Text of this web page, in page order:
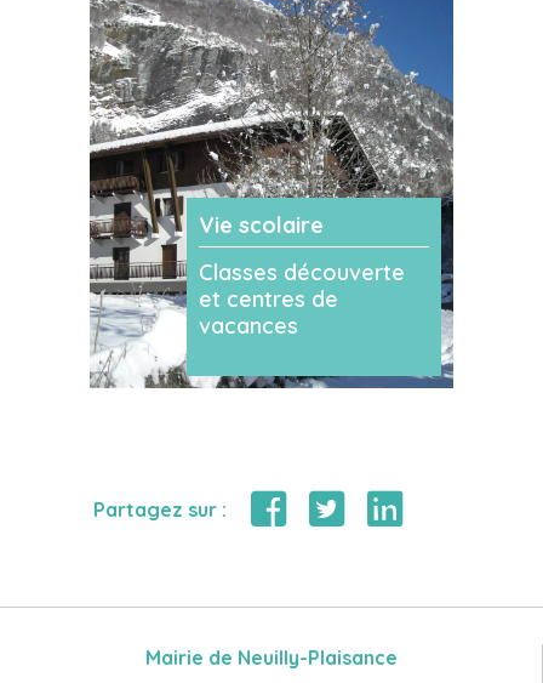
Vie scolaire
Classes découverte
et centres de
vacances
Partagez sur :
Mairie de Neuilly-Plaisance